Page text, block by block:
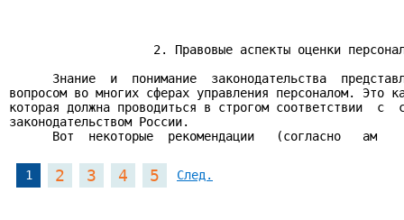
2. Правовые аспекты оценки
Знание  и  понимание  законодательства
вопросом во многих сферах управления персоналом. Это
которая должна проводиться в строгом соответствии  с
законодательством России.
      Вот  некоторые  рекомендации   (согласно   ам
1 2 3 4 5 След.